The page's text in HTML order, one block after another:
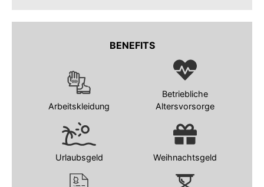
BENEFITS
Arbeitskleidung
Betriebliche
Altersvorsorge
Urlaubsgeld Weihnachtsgeld